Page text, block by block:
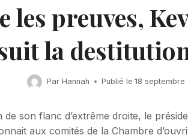
les preuves,
la
Par Hannah Publié le 18 septembre
de son flanc d’extrême droite, le
aux comités de la Chambre